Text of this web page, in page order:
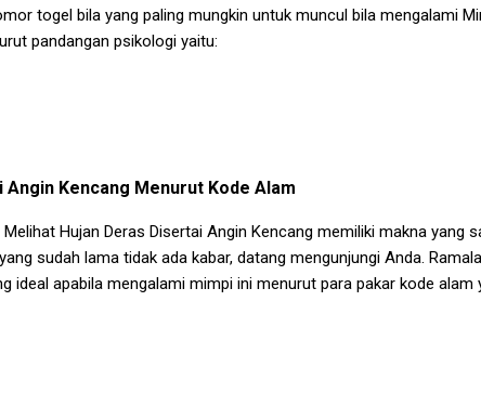
togel bila yang paling mungkin untuk muncul bila mengalami
pandangan psikologi yaitu:
Kencang Menurut Kode Alam
Hujan Deras Disertai Angin Kencang memiliki makna yang
sudah lama tidak ada kabar, datang mengunjungi Anda.
ideal apabila mengalami mimpi ini menurut para pakar kode alam